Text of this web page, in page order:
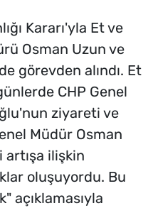
Kararı'yla Et ve
Osman Uzun ve
görevden alındı. Et
CHP Genel
ziyareti ve
Müdür Osman
artışa ilişkin
oluşuyordu. Bu
açıklamasıyla